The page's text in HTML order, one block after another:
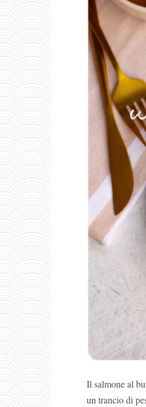
Il salmone al
un trancio di